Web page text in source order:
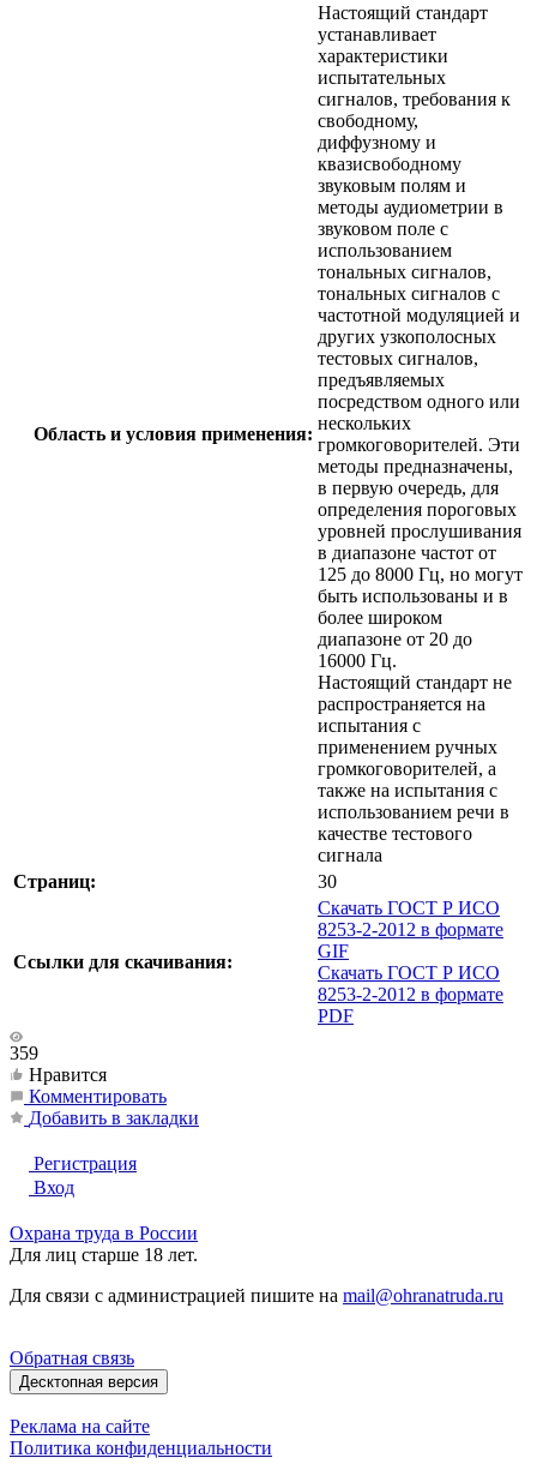
Область и условия применения:
Настоящий стандарт
устанавливает
характеристики
испытательных
сигналов, требования к
свободному,
диффузному и
квазисвободному
звуковым полям и
методы аудиометрии в
звуковом поле с
использованием
тональных сигналов,
тональных сигналов с
частотной модуляцией и
других узкополосных
тестовых сигналов,
предъявляемых
посредством одного или
нескольких
громкоговорителей. Эти
методы предназначены,
в первую очередь, для
определения пороговых
уровней прослушивания
в диапазоне частот от
125 до 8000 Гц, но могут
быть использованы и в
более широком
диапазоне от 20 до
16000 Гц.
Настоящий стандарт не
распространяется на
испытания с
применением ручных
громкоговорителей, а
также на испытания с
использованием речи в
качестве тестового
сигнала
Страниц:
30
Ссылки для скачивания:
Скачать ГОСТ Р ИСО
8253-2-2012 в формате
GIF
Скачать ГОСТ Р ИСО
8253-2-2012 в формате
PDF
359
Нравится
Комментировать
Добавить в закладки
Регистрация
Вход
Охрана труда в России
Для лиц старше 18 лет.
Для связи с администрацией пишите на mail@ohranatruda.ru
Обратная связь
Десктопная версия
Реклама на сайте
Политика конфиденциальности